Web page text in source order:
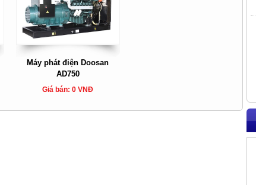
Máy phát điện Doosan
AD750
Giá bán: 0 VNĐ